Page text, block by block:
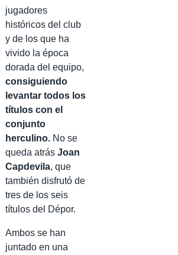
jugadores
históricos del club
y de los que ha
vivido la época
dorada del equipo,
consiguiendo
levantar todos los
títulos con el
conjunto
herculino. No se
queda atrás Joan
Capdevila, que
también disfrutó de
tres de los seis
títulos del Dépor.
Ambos se han
juntado en una